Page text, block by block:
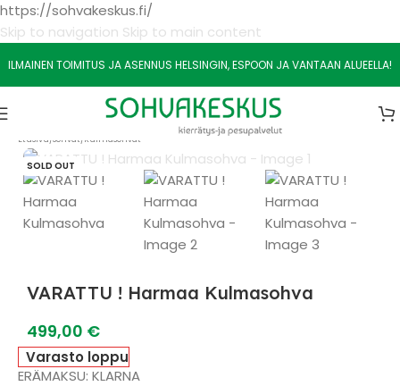
https://sohvakeskus.fi/
Skip to navigation Skip to main content
ILMAINEN TOIMITUS JA ASENNUS HELSINGIN, ESPOON JA VANTAAN ALUEELLA!
Etusivu/Sohvat/ Kulmasohvat
SOLD OUT
VARATTU ! Harmaa Kulmasohva
499,00 €
Varasto loppu
ERÄMAKSU: KLARNA